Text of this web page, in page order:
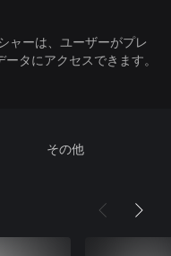
ャーは、ユーザーがプレ
タにアクセスできます。
その他